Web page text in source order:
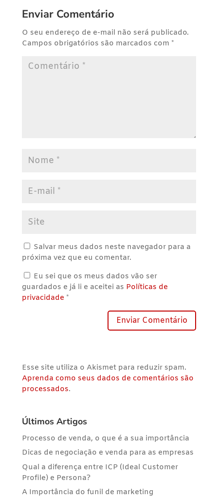
Enviar Comentário
O seu endereço de e-mail não será publicado.
Campos obrigatórios são marcados com *
Salvar meus dados neste navegador para a
próxima vez que eu comentar.
Eu sei que os meus dados vão ser
guardados e já li e aceitei as Políticas de
privacidade *
Esse site utiliza o Akismet para reduzir spam.
Aprenda como seus dados de comentários são
processados.
Últimos Artigos
Processo de venda, o que é a sua importância
Dicas de negociação e venda para as empresas
Qual a diferença entre ICP (Ideal Customer
Profile) e Persona?
A Importância do funil de marketing